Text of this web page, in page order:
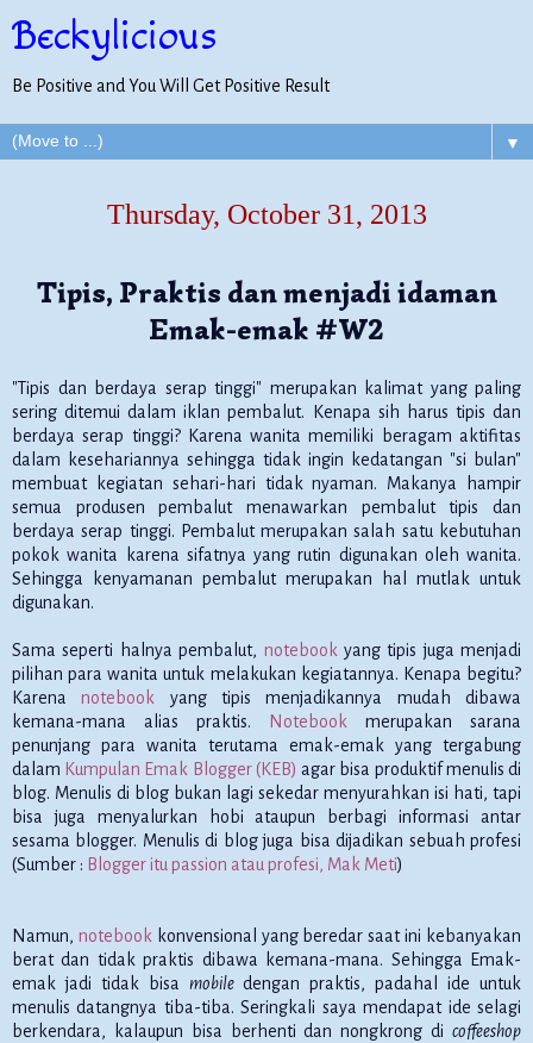
Beckylicious
Be Positive and You Will Get Positive Result
▼
Thursday, October 31, 2013
Tipis, Praktis dan menjadi idaman
Emak-emak #W2
"Tipis dan berdaya serap tinggi" merupakan kalimat yang paling
sering ditemui dalam iklan pembalut. Kenapa sih harus tipis dan
berdaya serap tinggi? Karena wanita memiliki beragam aktifitas
dalam kesehariannya sehingga tidak ingin kedatangan "si bulan"
membuat kegiatan sehari-hari tidak nyaman. Makanya hampir
semua produsen pembalut menawarkan pembalut tipis dan
berdaya serap tinggi. Pembalut merupakan salah satu kebutuhan
pokok wanita karena sifatnya yang rutin digunakan oleh wanita.
Sehingga kenyamanan pembalut merupakan hal mutlak untuk
digunakan.
Sama seperti halnya pembalut, notebook yang tipis juga menjadi
pilihan para wanita untuk melakukan kegiatannya. Kenapa begitu?
Karenanotebook yang tipis menjadikannya mudah dibawa
kemana-mana alias praktis.
Notebook merupakan sarana
penunjang para wanita terutama emak-emak yang tergabung
dalam Kumpulan Emak Blogger (KEB) agar bisa produktif menulis di
blog. Menulis di blog bukan lagi sekedar menyurahkan isi hati, tapi
bisa juga menyalurkan hobi ataupun berbagi informasi antar
sesama blogger. Menulis di blog juga bisa dijadikan sebuah profesi
(Sumber : Blogger itu passion atau profesi, Mak Meti)
Namun, notebook konvensional yang beredar saat ini kebanyakan
berat dan tidak praktis dibawa kemana-mana. Sehingga Emak-
emak jadi tidak bisa mobiledengan praktis, padahal ide untuk
menulis datangnya tiba-tiba. Seringkali saya mendapat ide selagi
berkendara, kalaupun bisa berhenti dan nongkrong di coffeeshop